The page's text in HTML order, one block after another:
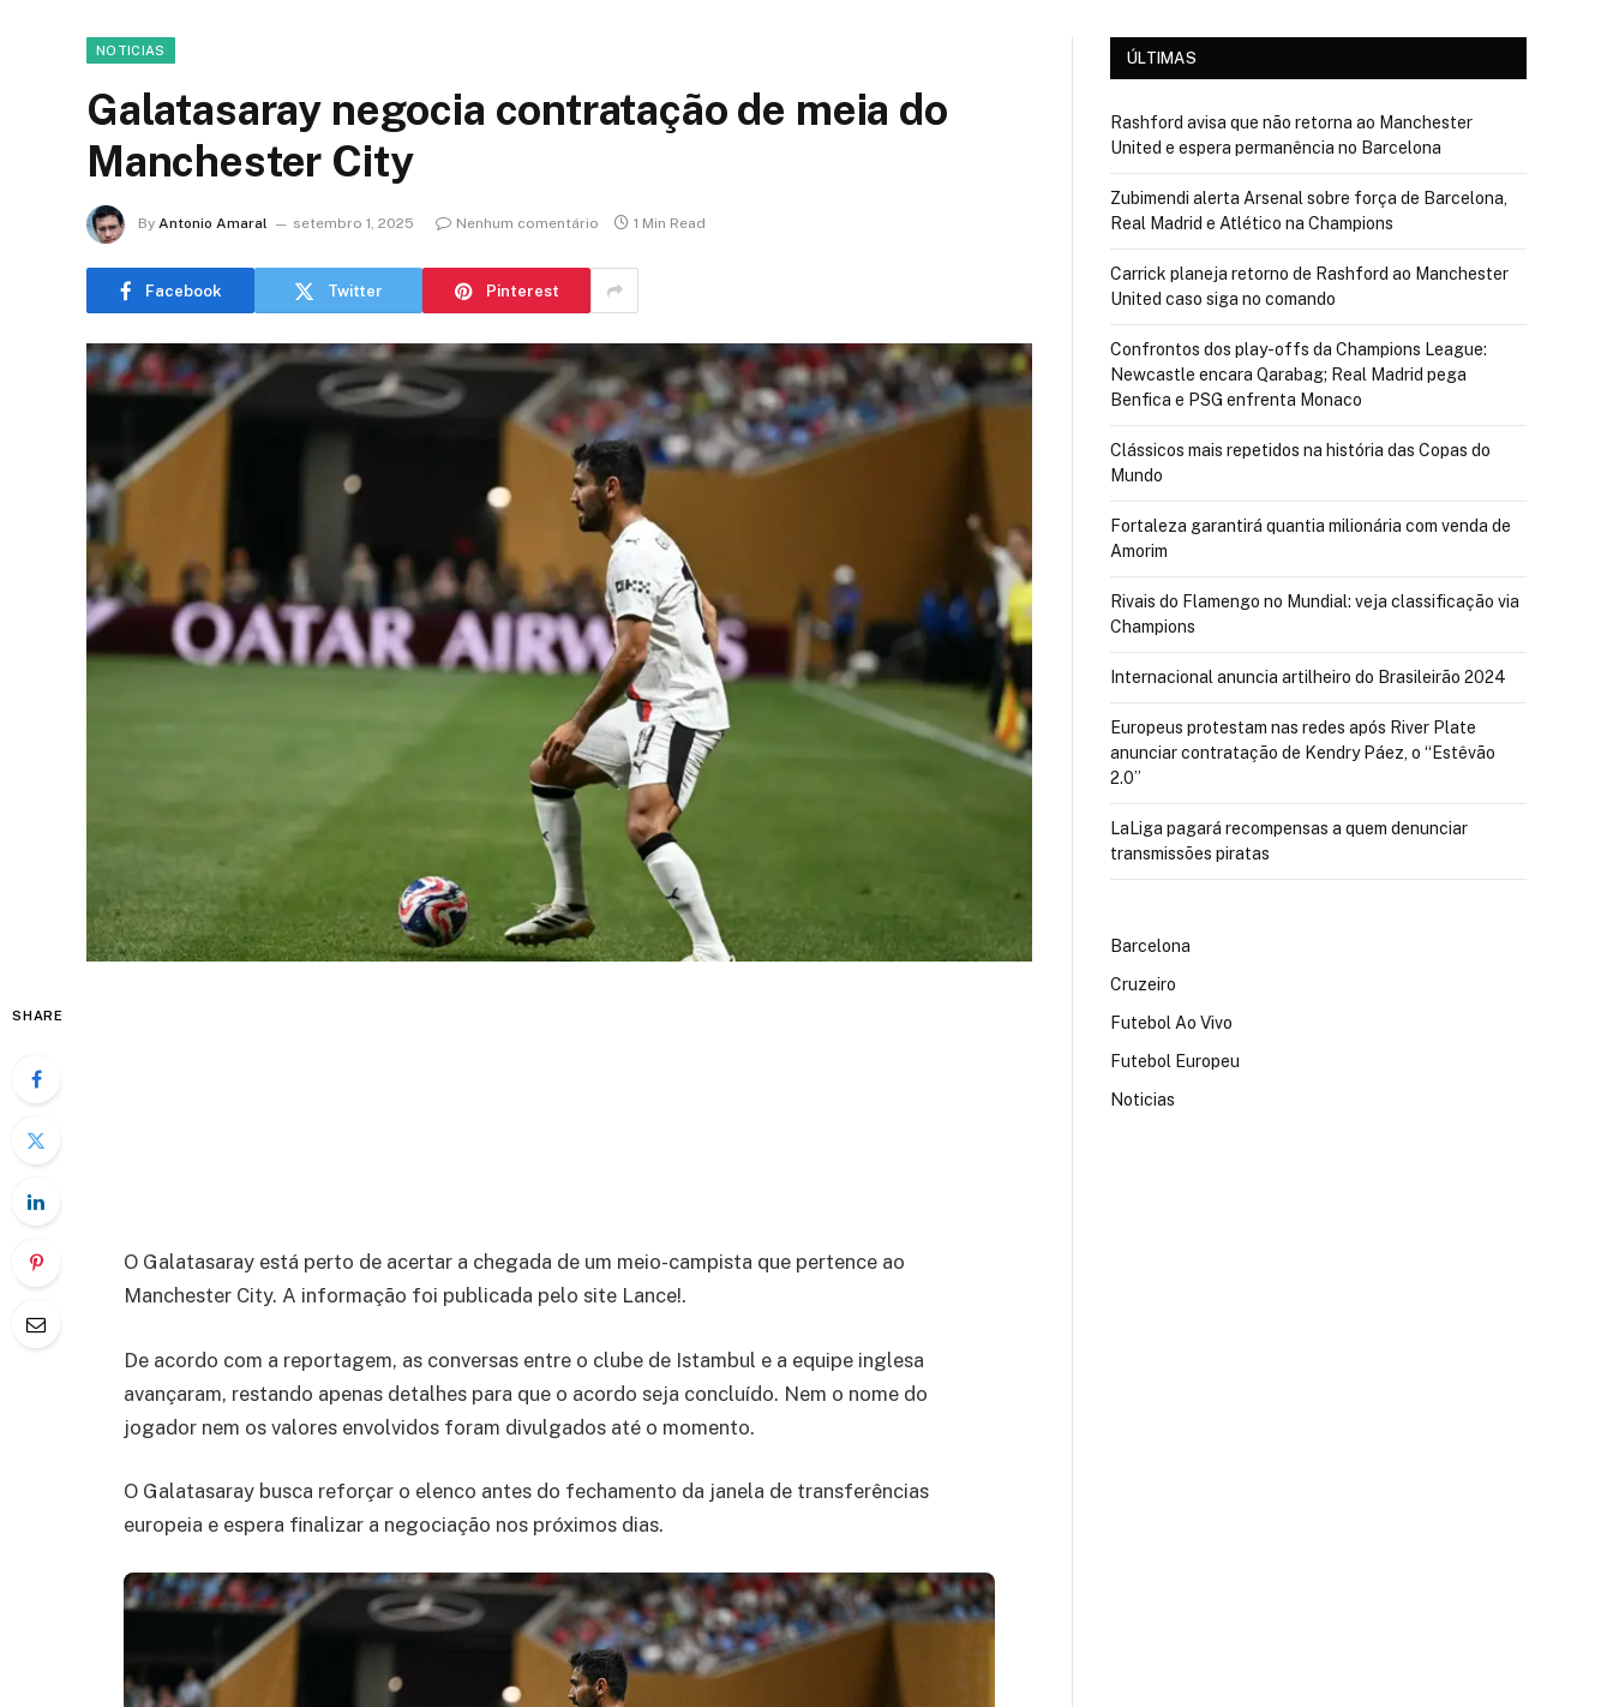
NOTICIAS
Galatasaray negocia contratação de meia do
Manchester City
By Antonio Amaral setembro 1, 2025 Nenhum comentário 1 Min Read
Facebook Twitter Pinterest
SHARE
O Galatasaray está perto de acertar a chegada de um meio-campista que pertence ao
Manchester City. A informação foi publicada pelo site Lance!.
De acordo com a reportagem, as conversas entre o clube de Istambul e a equipe inglesa
avançaram, restando apenas detalhes para que o acordo seja concluído. Nem o nome do
jogador nem os valores envolvidos foram divulgados até o momento.
O Galatasaray busca reforçar o elenco antes do fechamento da janela de transferências
europeia e espera finalizar a negociação nos próximos dias.
ÚLTIMAS
Rashford avisa que não retorna ao Manchester
United e espera permanência no Barcelona
Zubimendi alerta Arsenal sobre força de Barcelona,
Real Madrid e Atlético na Champions
Carrick planeja retorno de Rashford ao Manchester
United caso siga no comando
Confrontos dos play-offs da Champions League:
Newcastle encara Qarabag; Real Madrid pega
Benfica e PSG enfrenta Monaco
Clássicos mais repetidos na história das Copas do
Mundo
Fortaleza garantirá quantia milionária com venda de
Amorim
Rivais do Flamengo no Mundial: veja classificação via
Champions
Internacional anuncia artilheiro do Brasileirão 2024
Europeus protestam nas redes após River Plate
anunciar contratação de Kendry Páez, o “Estêvão
2.0”
LaLiga pagará recompensas a quem denunciar
transmissões piratas
Barcelona
Cruzeiro
Futebol Ao Vivo
Futebol Europeu
Noticias